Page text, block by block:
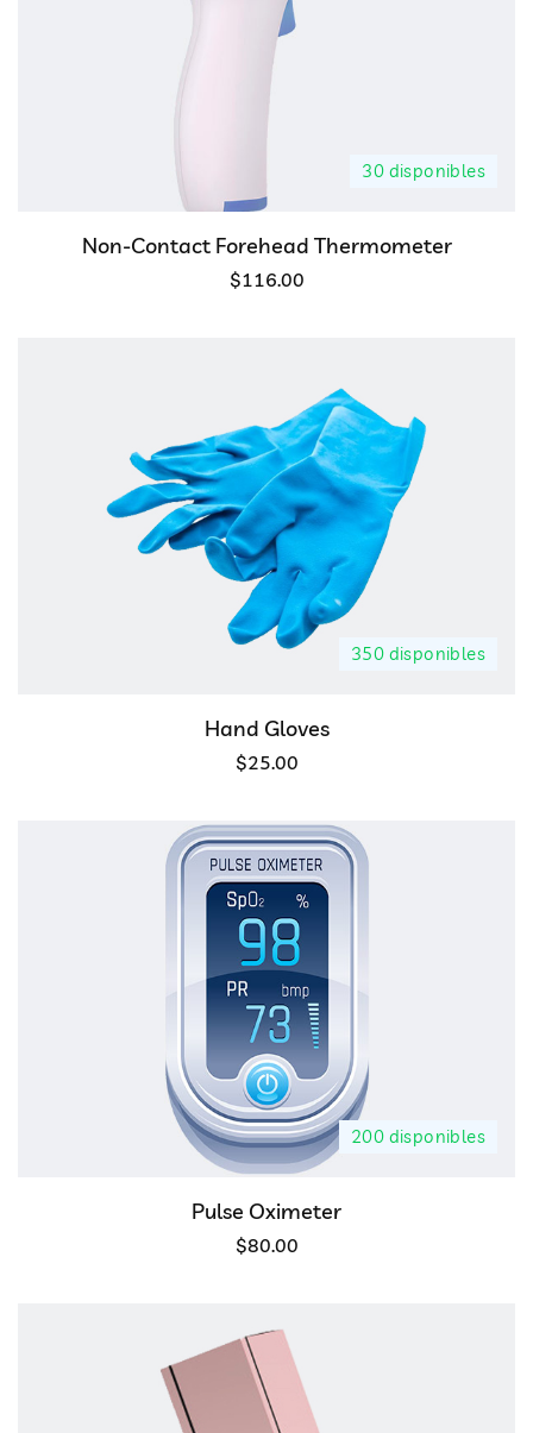
30 disponibles
Non-Contact Forehead Thermometer
$116.00
350 disponibles
Hand Gloves
$25.00
200 disponibles
Pulse Oximeter
$80.00